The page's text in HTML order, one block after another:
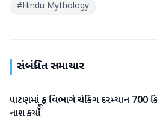
#Hindu Mythology
સંબંધિત સમાચાર
પાટણ
પાટણમાં ફૂડ વિભાગે ચેકિંગ દરમ્યાન 700
નાશ કર્યો